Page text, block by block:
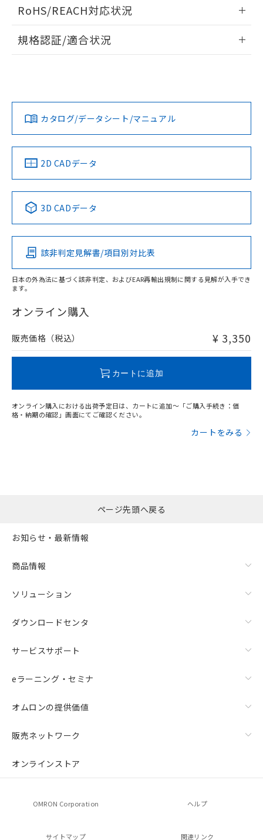
ドすることができます。
ログイン/会員登録
ダウンロードデータをご利用いただく前に、以下を必ずお読
みください。
ソフトウェアの使用条件
RoHS/REACH対応状況
EU RoHS 注意事項・凡例
対応済み
中国 RoHS 注意事項・凡例
Pb Hg Cd Cr(VI)
O
在庫等で未対応品が混在する可能性があります。
問い合わせください。
規格認証/適合状況
カタログ/データシート/マニュアル
2D CADデータ
3D CADデータ
該非判定見解書/項目別対比表
日本の外為法に基づく該非判定、およびEAR再輸出規制に関する見解が入手でき
ます。
オンライン購入
販売価格（税込） ¥ 3,350
カートに追加
オンライン購入における出荷予定日は、カートに追加～「ご購入手続き：価
格・納期の確認」画面にてご確認ください。
カートをみる
ページ先頭へ戻る
お知らせ・最新情報
商品情報
ソリューション
ダウンロードセンタ
サービスサポート
eラーニング・セミナ
オムロンの提供価値
販売ネットワーク
オンラインストア
OMRON Corporation ヘルプ
サイトマップ 関連リンク